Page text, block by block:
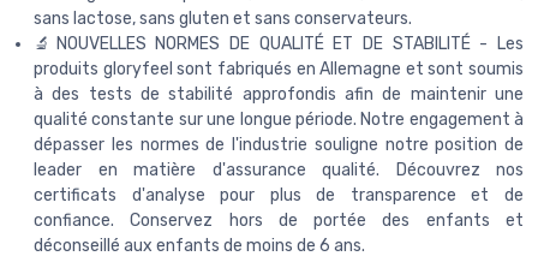
sans lactose, sans gluten et sans conservateurs.
🔬NOUVELLES NORMES DE QUALITÉ ET DE STABILITÉ - Les
produits gloryfeel sont fabriqués en Allemagne et sont soumis
à des tests de stabilité approfondis afin de maintenir une
qualité constante sur une longue période. Notre engagement à
dépasser les normes de l'industrie souligne notre position de
leader en matière d'assurance qualité. Découvrez nos
certificats d'analyse pour plus de transparence et de
confiance. Conservez hors de portée des enfants et
déconseillé aux enfants de moins de 6 ans.